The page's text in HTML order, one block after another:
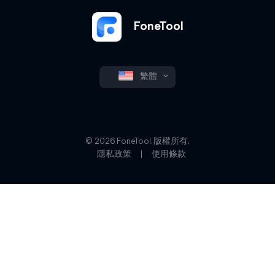
FoneTool
繁體
© 2026 FoneTool. 版權所有.
隱私政策
使用條款